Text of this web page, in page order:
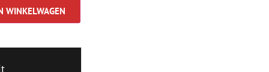
WINKELWAGEN